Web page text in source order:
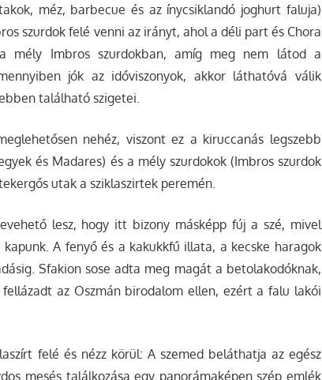
méz, barbecue és az ínycsiklandó joghurt faluja)
szurdok felé venni az irányt, ahol a déli part és Chora
mély Imbros szurdokban, amíg meg nem látod a
jók az időviszonyok, akkor láthatóvá válik
található szigetei.
nehéz, viszont ez a kiruccanás legszebb
és Madares) és a mély szurdokok (Imbros szurdok
utak a sziklaszirtek peremén.
lesz, hogy itt bizony másképp fúj a szé, mivel
A fenyő és a kakukkfű illata, a kecske haragok
Sfakion sose adta meg magát a betolakodóknak,
az Oszmán birodalom ellen, ezért a falu lakói
felé és nézz körül: A szemed beláthatja az egész
mesés találkozása egy panorámaképen szép emlék